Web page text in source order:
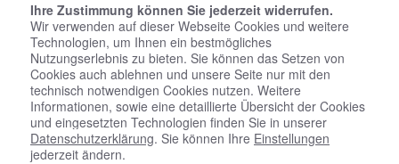
Ihre Zustimmung können Sie jederzeit widerrufen.
Wir verwenden auf dieser Webseite Cookies und weitere
Technologien, um Ihnen ein bestmögliches
Nutzungserlebnis zu bieten. Sie können das Setzen von
Cookies auch ablehnen und unsere Seite nur mit den
technisch notwendigen Cookies nutzen. Weitere
Informationen, sowie eine detaillierte Übersicht der Cookies
und eingesetzten Technologien finden Sie in unserer
Datenschutzerklärung. Sie können Ihre Einstellungen
jederzeit ändern.